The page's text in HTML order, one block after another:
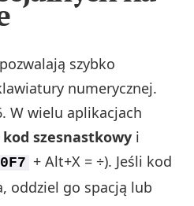
szybko
numerycznej.
W wielu aplikacjach
kod szesnastkowy i
+ Alt+X = ÷). Jeśli kod
oddziel go spacją lub